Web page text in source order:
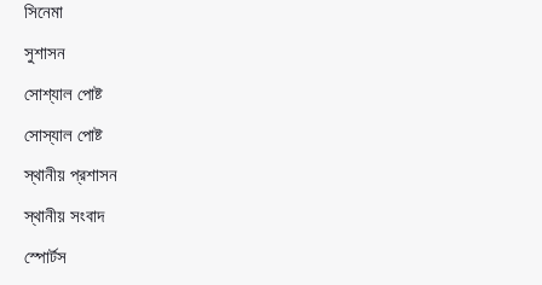
সিনেমা
সুশাসন
সোশ্যাল পোষ্ট
সোস্যাল পোষ্ট
স্থানীয় প্রশাসন
স্থানীয় সংবাদ
স্পোর্টস